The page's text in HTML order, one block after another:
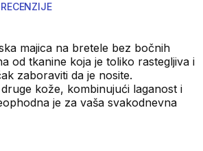
954 Recenzije
majica na bretele bez bočnih
od tkanine koja je toliko rastegljiva i
zaboraviti da je nosite.
kože, kombinujući laganost i
je za vaša svakodnevna